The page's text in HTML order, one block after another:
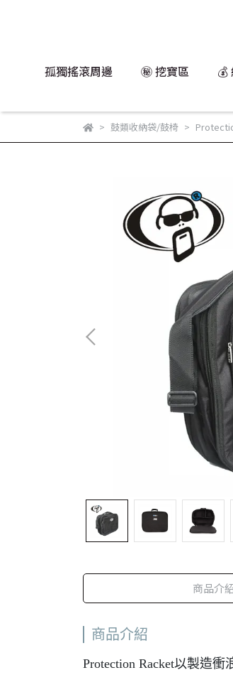
孤獨搖滾周邊 ㊙️ 挖寶區 💰
鼓類收納袋/鼓椅
商品介
商品介紹
Protection Racket以製造